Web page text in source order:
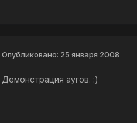
Опубликовано: 25 января 2008
Демонстрация аугов. :)